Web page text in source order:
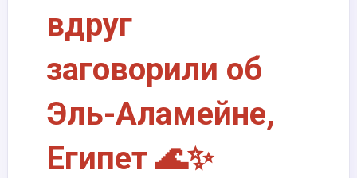
вдруг
заговорили об
Эль-Аламейне,
Египет 🌊✨